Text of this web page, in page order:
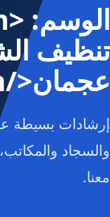
تنظيف
عجمان</span>
إرشادات بسيطة
والسجاد
معنا.